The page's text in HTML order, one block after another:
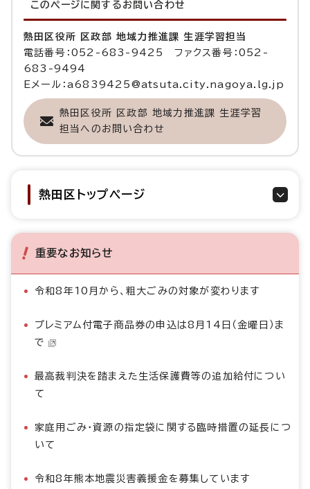
このページに関する お問い合わせ
熱田区役所 区政部 地域力推進課 生涯学習担当
電話番号：052-683-9425 ファクス番号：052-
683-9494
Eメール：a6839425@atsuta.city.nagoya.lg.jp
熱田区役所 区政部 地域力推進課 生涯学習
担当へのお問い合わせ
熱田区トップページ
重要なお知らせ
令和8年10月から、粗大ごみの対象が変わります
プレミアム付電子商品券の申込は8月14日（金曜日）ま
で
最高裁判決を踏まえた生活保護費等の追加給付につい
て
家庭用ごみ・資源の指定袋に関する臨時措置の延長につ
いて
令和8年熊本地震災害義援金を募集しています